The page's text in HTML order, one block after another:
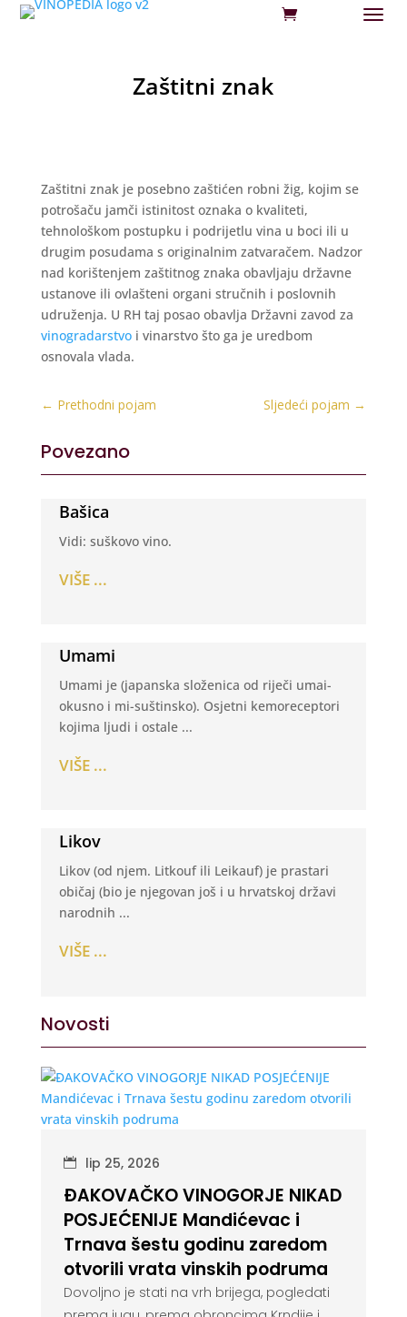
Zaštitni znak
Zaštitni znak je posebno zaštićen robni žig, kojim se
potrošaču jamči istinitost oznaka o kvaliteti,
tehnološkom postupku i podrijetlu vina u boci ili u
drugim posudama s originalnim zatvaračem. Nadzor
nad korištenjem zaštitnog znaka obavljaju državne
ustanove ili ovlašteni organi stručnih i poslovnih
udruženja. U RH taj posao obavlja Državni zavod za
vinogradarstvoi vinarstvo što ga je uredbom
osnovala vlada.
← Prethodni pojam Sljedeći pojam →
Povezano
Bašica
Vidi: suškovo vino.
VIŠE ...
Umami
Umami je (japanska složenica od riječi umai-
okusno i mi-suštinsko). Osjetni kemoreceptori
kojima ljudi i ostale ...
VIŠE ...
Likov
Likov (od njem. Litkouf ili Leikauf) je prastari
običaj (bio je njegovan još i u hrvatskoj državi
narodnih ...
VIŠE ...
Novosti
lip 25, 2026
ĐAKOVAČKO VINOGORJE NIKAD
POSJEĆENIJE Mandićevac i
Trnava šestu godinu zaredom
otvorili vrata vinskih podruma
Dovoljno je stati na vrh brijega, pogledati